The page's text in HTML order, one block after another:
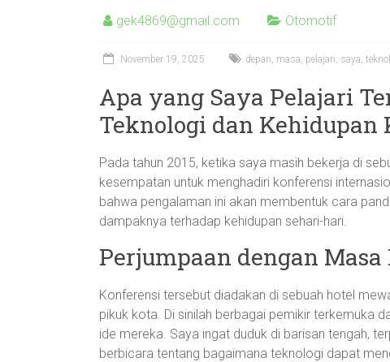
gek4869@gmail.com Otomotif
November 19, 2025 depan, masa, pelajari, saya,
Apa yang Saya Pelajari
Teknologi dan Kehidupan
Pada tahun 2015, ketika saya masih bekerja di
kesempatan untuk menghadiri konferensi
bahwa pengalaman ini akan membentuk cara
dampaknya terhadap kehidupan sehari-hari.
Perjumpaan dengan Masa
Konferensi tersebut diadakan di sebuah hotel
pikuk kota. Di sinilah berbagai pemikir terkemuka
ide mereka. Saya ingat duduk di barisan tengah,
berbicara tentang bagaimana teknologi dapat